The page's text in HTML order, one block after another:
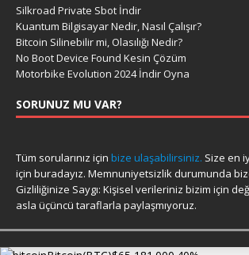
Silkroad Private Sbot İndir
Kuantum Bilgisayar Nedir, Nasıl Çalışır?
Bitcoin Silinebilir mi, Olasılığı Nedir?
No Boot Device Found Kesin Çözüm
Motorbike Evolution 2024 İndir Oyna
SORUNUZ MU VAR?
Tüm sorularınız için bize ulaşabilirsiniz. Size en
için buradayız. Memnuniyetsizlik durumunda
Gizliliğinize Saygı: Kişisel verileriniz bizim için
asla üçüncü taraflarla paylaşmıyoruz.